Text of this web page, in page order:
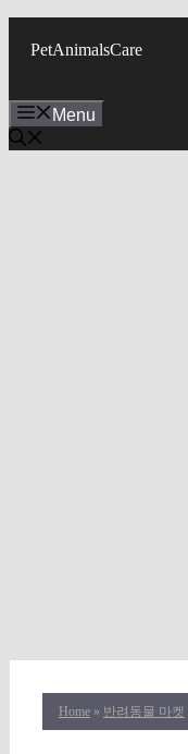
PetAnimalsCare
Menu
Home » 반려동물 마켓